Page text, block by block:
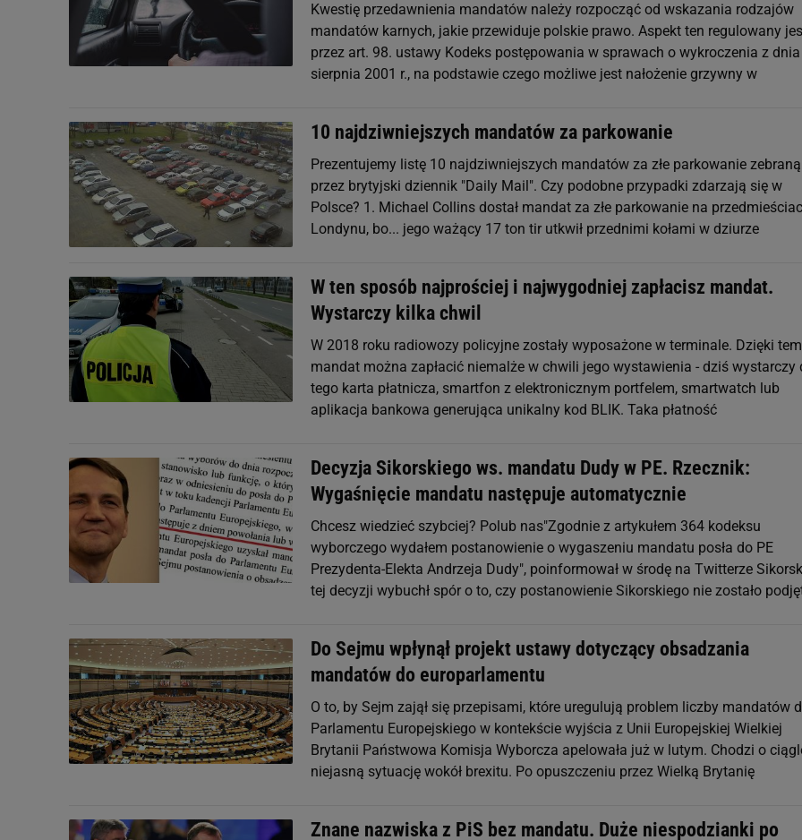
Kwestię przedawnienia mandatów należy rozpocząć od wskazania rodzajów
mandatów karnych, jakie przewiduje polskie prawo. Aspekt ten regulowany
przez art. 98. ustawy Kodeks postępowania w sprawach o wykroczenia z
sierpnia 2001 r., na podstawie czego możliwe jest nałożenie grzywny w
10 najdziwniejszych mandatów za parkowanie
Prezentujemy listę 10 najdziwniejszych mandatów za złe parkowanie zebraną
przez brytyjski dziennik "Daily Mail". Czy podobne przypadki zdarzają się w
Polsce? 1. Michael Collins dostał mandat za złe parkowanie na
Londynu, bo... jego ważący 17 ton tir utkwił przednimi kołami w dziurze
W ten sposób najprościej i najwygodniej zapłacisz mandat.
Wystarczy kilka chwil
W 2018 roku radiowozy policyjne zostały wyposażone w terminale. Dzięki
mandat można zapłacić niemalże w chwili jego wystawienia - dziś wystarczy
tego karta płatnicza, smartfon z elektronicznym portfelem, smartwatch lub
aplikacja bankowa generująca unikalny kod BLIK. Taka płatność
Decyzja Sikorskiego ws. mandatu Dudy w PE. Rzecznik:
Wygaśnięcie mandatu następuje automatycznie
Chcesz wiedzieć szybciej? Polub nas"Zgodnie z artykułem 364 kodeksu
wyborczego wydałem postanowienie o wygaszeniu mandatu posła do PE
Prezydenta-Elekta Andrzeja Dudy", poinformował w środę na Twitterze
tej decyzji wybuchł spór o to, czy postanowienie Sikorskiego nie zostało
Do Sejmu wpłynął projekt ustawy dotyczący obsadzania
mandatów do europarlamentu
O to, by Sejm zajął się przepisami, które uregulują problem liczby mandatów
Parlamentu Europejskiego w kontekście wyjścia z Unii Europejskiej Wielkiej
Brytanii Państwowa Komisja Wyborcza apelowała już w lutym. Chodzi o
niejasną sytuację wokół brexitu. Po opuszczeniu przez Wielką Brytanię
Znane nazwiska z PiS bez mandatu. Duże niespodzianki po